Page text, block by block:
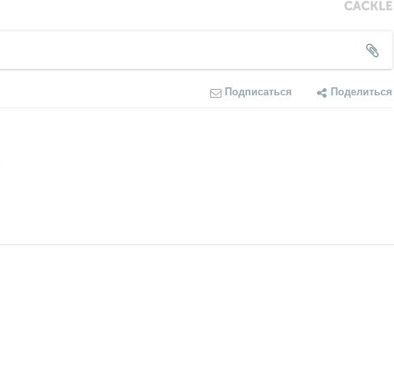
Подписаться Поделиться